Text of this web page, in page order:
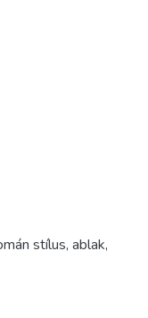
stílus, ablak,